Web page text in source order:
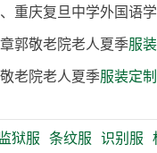
重庆复旦中学外国语
郭敬老院老人夏季服
老院老人夏季服装定制
监狱服 条纹服 识别服